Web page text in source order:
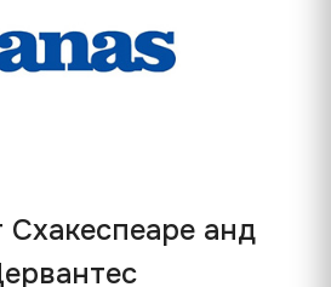
анд